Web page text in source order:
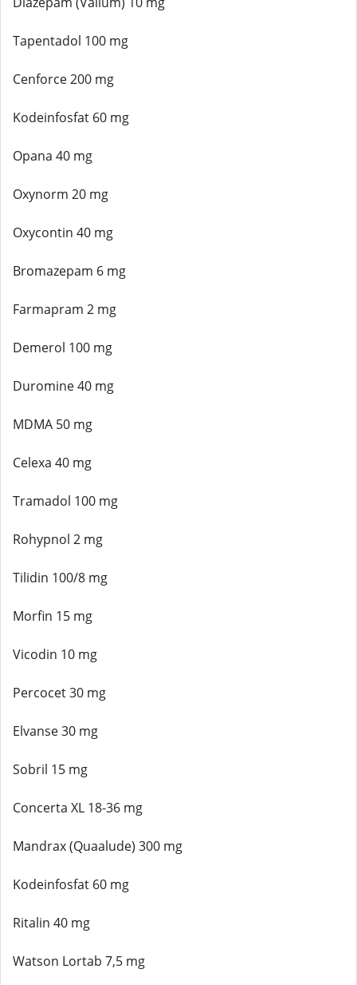
Tapentadol 100 mg
Cenforce 200 mg
Kodeinfosfat 60 mg
Opana 40 mg
Oxynorm 20 mg
Oxycontin 40 mg
Bromazepam 6 mg
Farmapram 2 mg
Demerol 100 mg
Duromine 40 mg
MDMA 50 mg
Celexa 40 mg
Tramadol 100 mg
Rohypnol 2 mg
Tilidin 100/8 mg
Morfin 15 mg
Vicodin 10 mg
Percocet 30 mg
Elvanse 30 mg
Sobril 15 mg
Concerta XL 18-36 mg
Mandrax (Quaalude) 300 mg
Kodeinfosfat 60 mg
Ritalin 40 mg
Watson Lortab 7,5 mg